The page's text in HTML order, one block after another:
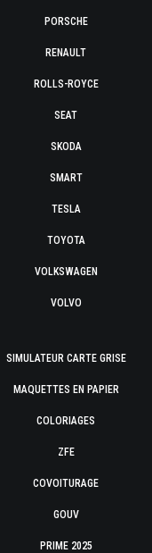
PORSCHE
RENAULT
ROLLS-ROYCE
SEAT
SKODA
SMART
TESLA
TOYOTA
VOLKSWAGEN
VOLVO
SIMULATEUR CARTE GRISE
MAQUETTES EN PAPIER
COLORIAGES
ZFE
COVOITURAGE
GOUV
PRIME 2025